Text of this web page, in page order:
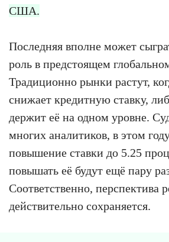
США.
Последняя вполне может
роль в предстоящем
Традиционно рынки растут,
снижает кредитную ставку,
держит её на одном уровне.
многих аналитиков, в этом
повышение ставки до 5.25
повышать её будут ещё пару
Соответственно, перспектива
действительно сохраняется.